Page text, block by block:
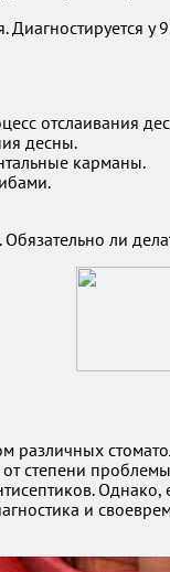
у
отслаивания
десны.
карманы.
различных
степени
и